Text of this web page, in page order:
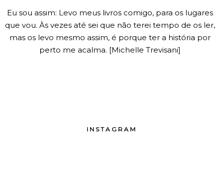
Eu sou assim: Levo meus livros comigo, para os lugares
que vou. Às vezes até sei que não terei tempo de os ler,
mas os levo mesmo assim, é porque ter a história por
perto me acalma. [Michelle Trevisani]
INSTAGRAM